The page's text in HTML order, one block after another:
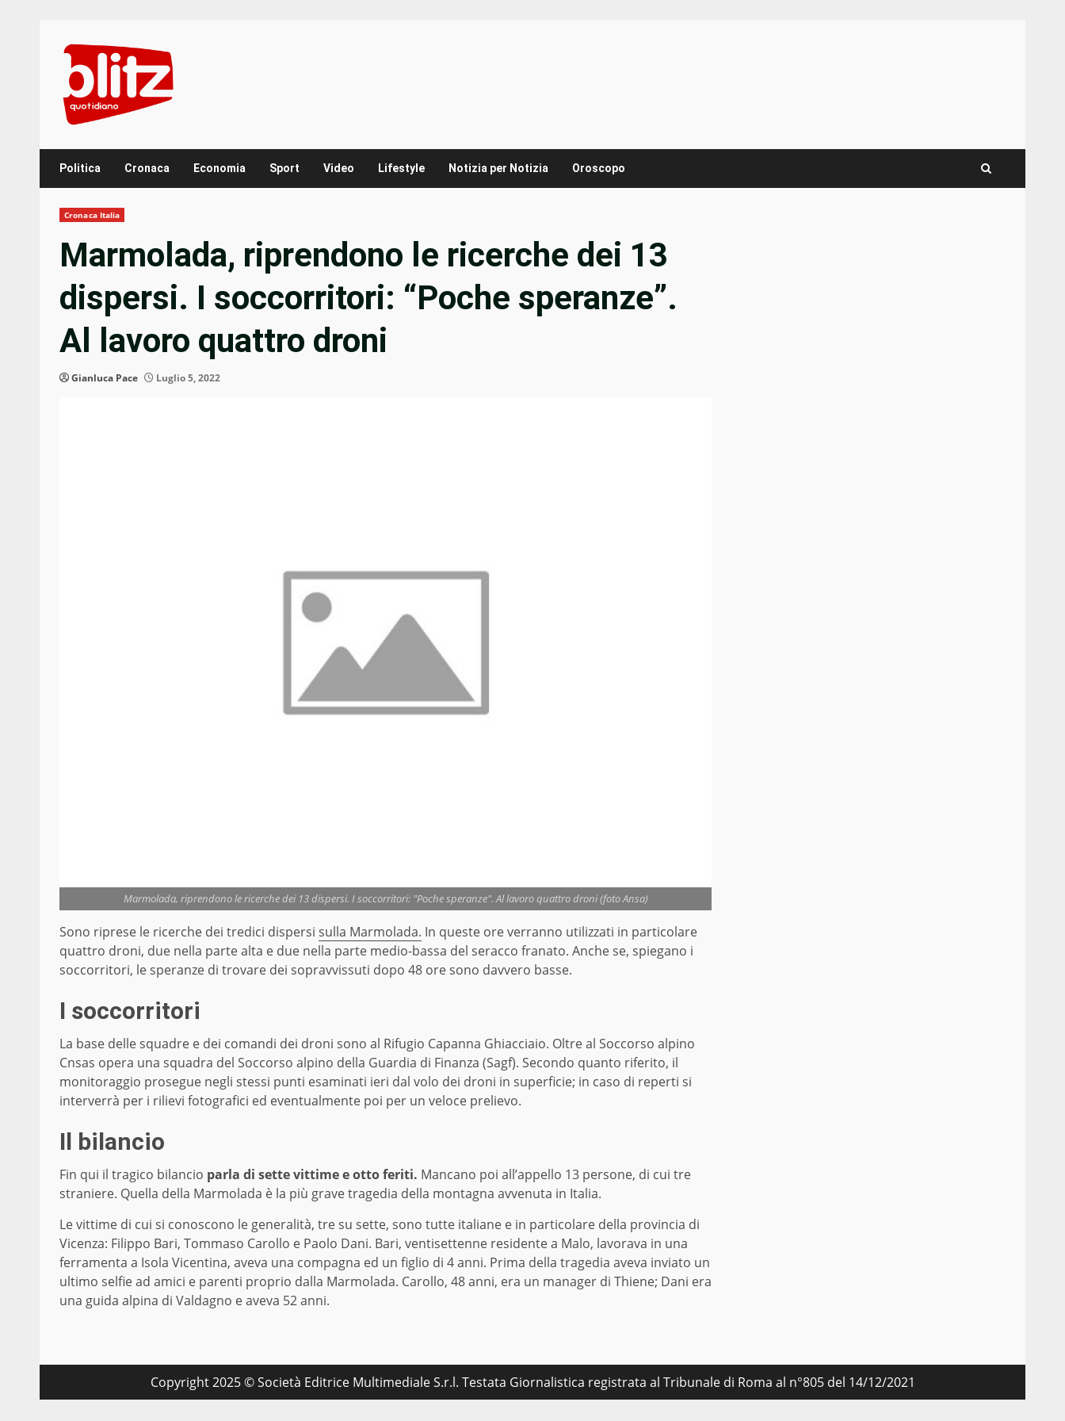
content
Politica Cronaca Economia Sport Video Lifestyle Notizia per Notizia Oroscopo
Cronaca Italia
Marmolada, riprendono le ricerche dei 13
dispersi. I soccorritori: “Poche speranze”.
Al lavoro quattro droni
Gianluca Pace Luglio 5, 2022
Marmolada, riprendono le ricerche dei 13 dispersi. I soccorritori: "Poche speranze". Al lavoro quattro droni (foto Ansa)
Sono riprese le ricerche dei tredici dispersi sulla Marmolada. In queste ore verranno utilizzati in particolare
quattro droni, due nella parte alta e due nella parte medio-bassa del seracco franato. Anche se, spiegano i
soccorritori, le speranze di trovare dei sopravvissuti dopo 48 ore sono davvero basse.
I soccorritori
La base delle squadre e dei comandi dei droni sono al Rifugio Capanna Ghiacciaio. Oltre al Soccorso alpino
Cnsas opera una squadra del Soccorso alpino della Guardia di Finanza (Sagf). Secondo quanto riferito, il
monitoraggio prosegue negli stessi punti esaminati ieri dal volo dei droni in superficie; in caso di reperti si
interverrà per i rilievi fotografici ed eventualmente poi per un veloce prelievo.
Il bilancio
Fin qui il tragico bilancio parla di sette vittime e otto feriti. Mancano poi all’appello 13 persone, di cui tre
straniere. Quella della Marmolada è la più grave tragedia della montagna avvenuta in Italia.
Le vittime di cui si conoscono le generalità, tre su sette, sono tutte italiane e in particolare della provincia di
Vicenza: Filippo Bari, Tommaso Carollo e Paolo Dani. Bari, ventisettenne residente a Malo, lavorava in una
ferramenta a Isola Vicentina, aveva una compagna ed un figlio di 4 anni. Prima della tragedia aveva inviato un
ultimo selfie ad amici e parenti proprio dalla Marmolada. Carollo, 48 anni, era un manager di Thiene; Dani era
una guida alpina di Valdagno e aveva 52 anni.
Copyright 2025 © Società Editrice Multimediale S.r.l. Testata Giornalistica registrata al Tribunale di Roma al n°805 del 14/12/2021